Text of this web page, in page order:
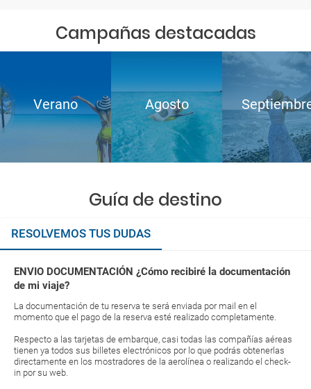
Campañas destacadas
Verano Agosto
Guía de destino
RESOLVEMOS TUS DUDAS
ENVIO DOCUMENTACIÓN ¿Cómo recibiré la documentación
de mi viaje?
La documentación de tu reserva te será enviada por mail en el
momento que el pago de la reserva esté realizado completamente.
Respecto a las tarjetas de embarque, casi todas las compañías aéreas
tienen ya todos sus billetes electrónicos por lo que podrás obtenerlas
directamente en los mostradores de la aerolínea o realizando el check-
in por su web.